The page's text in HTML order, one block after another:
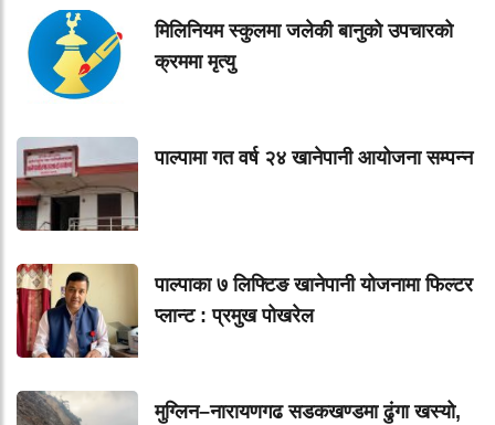
मिलिनियम स्कुलमा जलेकी बानुको उपचारको
क्रममा मृत्यु
पाल्पामा गत वर्ष २४ खानेपानी आयोजना सम्पन्न
पाल्पाका ७ लिफ्टिङ खानेपानी योजनामा फिल्टर
प्लान्ट : प्रमुख पोखरेल
मुग्लिन–नारायणगढ सडकखण्डमा ढुंगा खस्यो,